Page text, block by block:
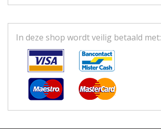
In deze shop wordt veilig betaald met: